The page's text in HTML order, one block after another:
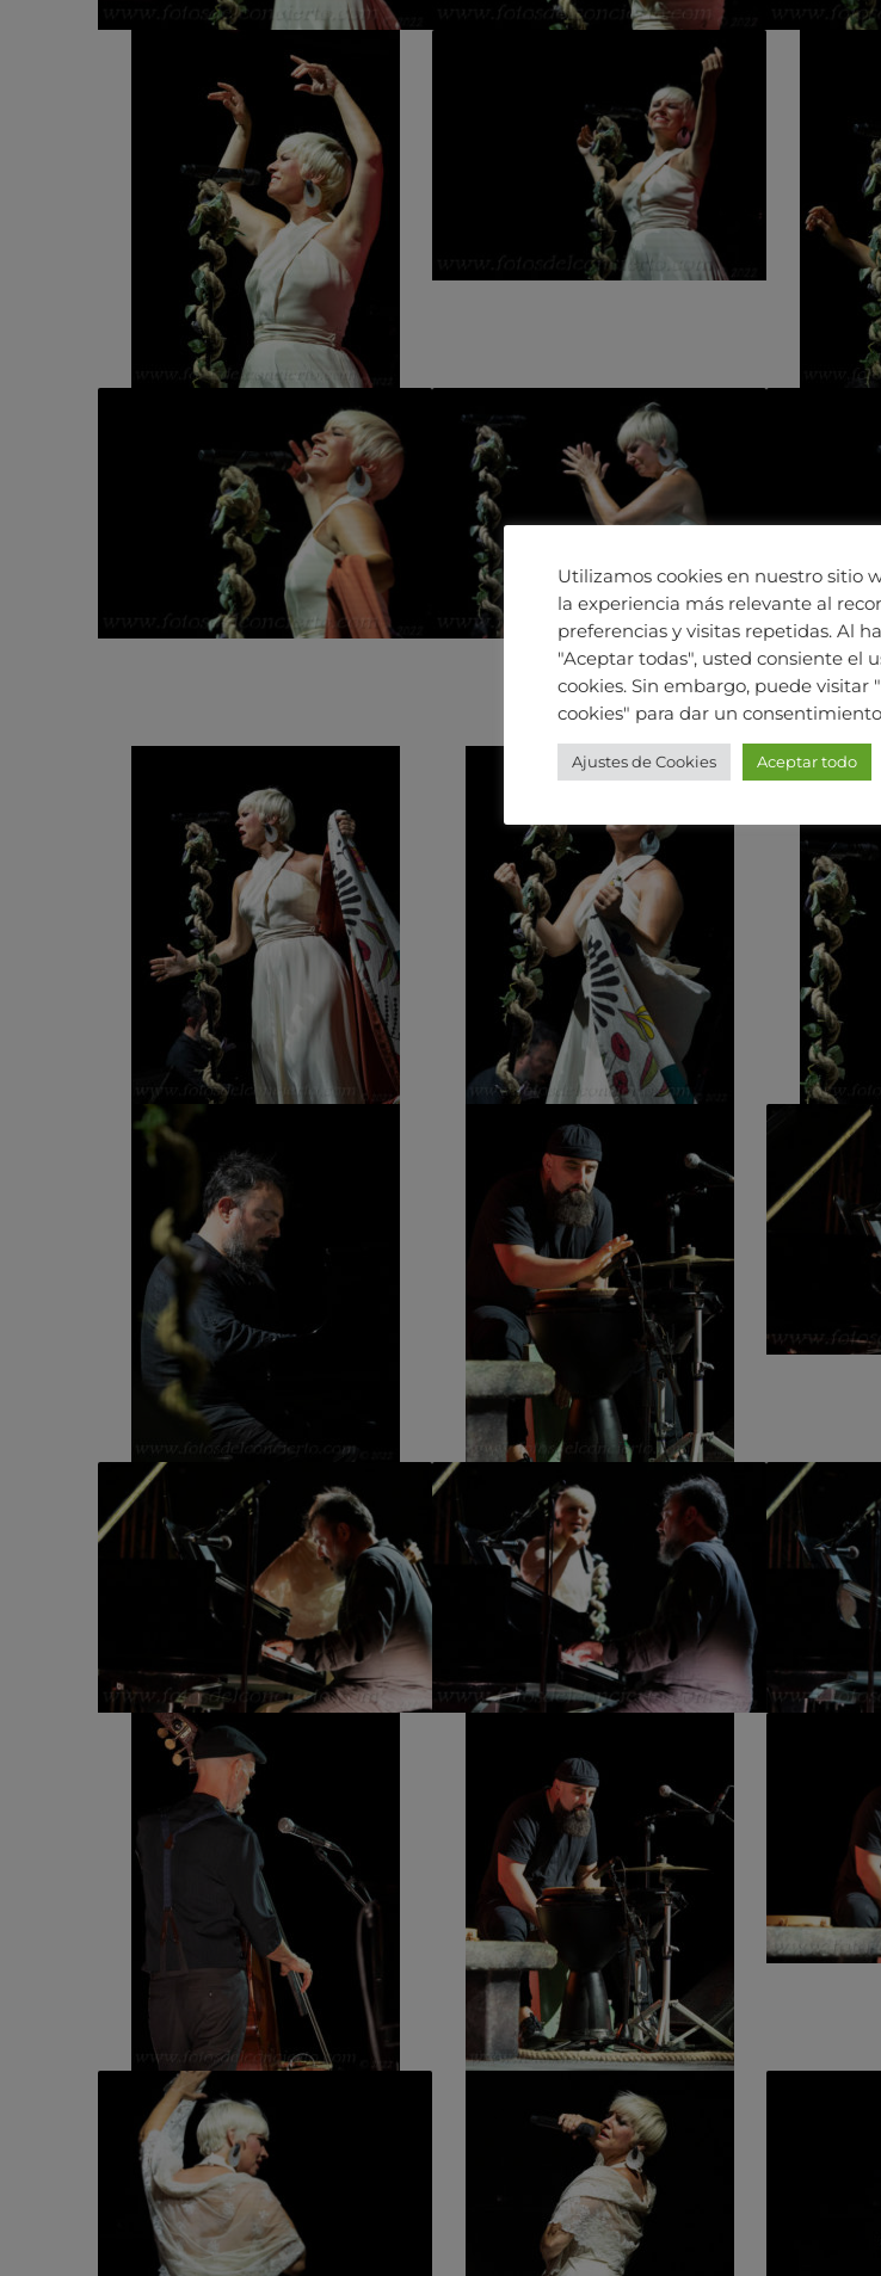
Utilizamos cookies en nuestro sitio
la experiencia más relevante al
preferencias y visitas repetidas. Al
"Aceptar todas", usted consiente el
cookies. Sin embargo, puede visitar
cookies" para dar un
Ajustes de Cookies Aceptar todo